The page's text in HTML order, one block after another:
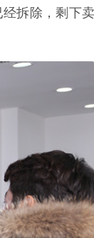
拆除，剩下卖